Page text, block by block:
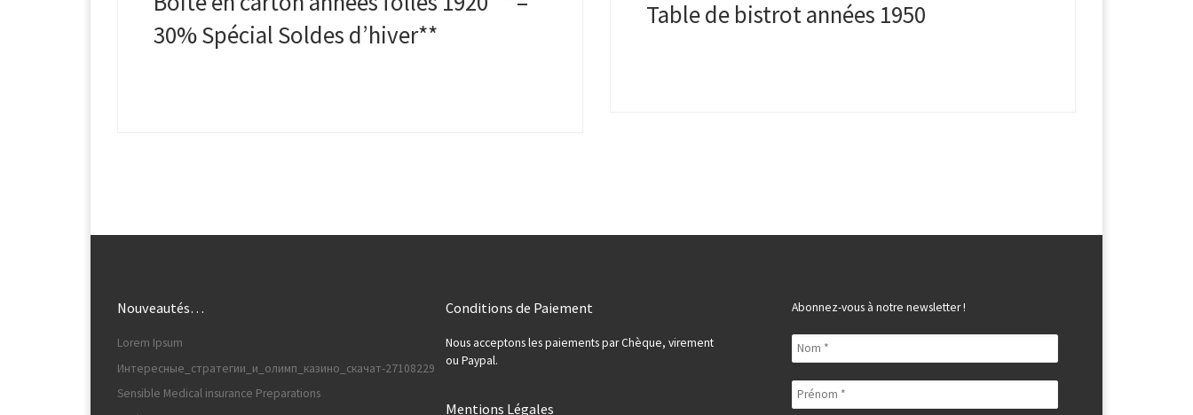
30% Spécial Soldes d’hiver**
Table de bistrot années 1950
Nouveautés…
Lorem Ipsum
Интересные_стратегии_и_олимп_казино_скачат-27108229
Sensible Medical insurance Preparations
Conditions de Paiement
Nous acceptons les paiements par Chèque, virement
ou Paypal.
Mentions Légales
Abonnez-vous à notre newsletter !